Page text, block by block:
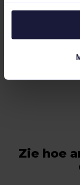
Zie hoe